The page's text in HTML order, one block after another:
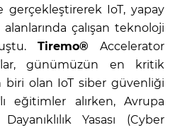
gerçekleştirerek IoT, yapay
çalışan teknoloji
Tiremo® Accelerator
günümüzün en kritik
biri olan IoT siber güvenliği
eğitimler alırken, Avrupa
Yasası (Cyber